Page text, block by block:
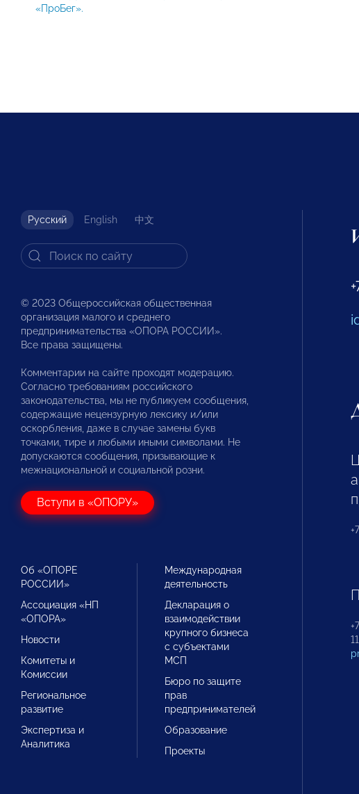
«ПроБег».
Русский English 中文
© 2023 Общероссийская общественная
организация малого и среднего
предпринимательства «ОПОРА РОССИИ».
Все права защищены.
Комментарии на сайте проходят модерацию.
Согласно требованиям российского
законодательства, мы не публикуем сообщения,
содержащие нецензурную лексику и/или
оскорбления, даже в случае замены букв
точками, тире и любыми иными символами. Не
допускаются сообщения, призывающие к
межнациональной и социальной розни.
Вступи в «ОПОРУ»
Об «ОПОРЕ
РОССИИ»
Ассоциация «НП
«ОПОРА»
Новости
Комитеты и
Комиссии
Региональное
развитие
Экспертиза и
Аналитика
Международная
деятельность
Декларация о
взаимодействии
крупного бизнеса
с субъектами
МСП
Бюро по защите
прав
предпринимателей
Образование
Проекты